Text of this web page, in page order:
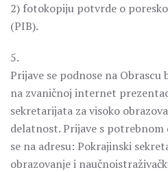
2) fotokopiju potvrde o
(PIB).
5.
Prijave se podnose na Obrascu
na zvaničnoj internet
sekretarijata za visoko
delatnost. Prijave s
se na adresu: Pokrajinski
obrazovanje i